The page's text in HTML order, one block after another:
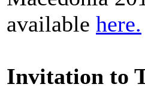
available here.
Invitation to